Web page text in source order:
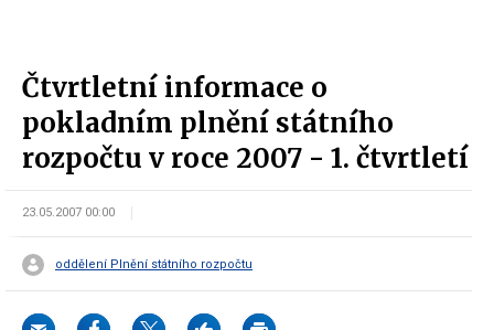
Čtvrtletní informace o
pokladním plnění státního
rozpočtu v roce 2007 - 1. čtvrtletí
23.05.2007 00:00
oddělení Plnění státního rozpočtu